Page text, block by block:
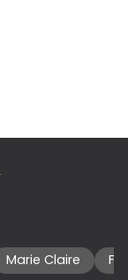
Marie Claire